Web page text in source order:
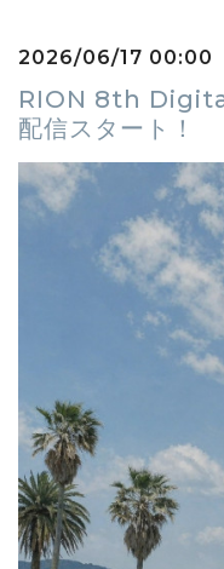
2026/06/17 00:00
RION 8th
配信スタート！